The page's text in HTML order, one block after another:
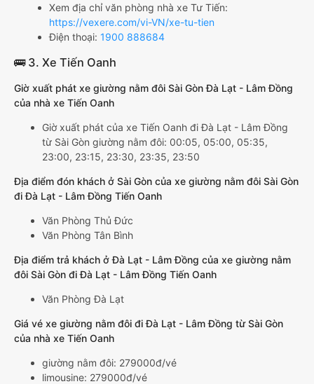
Xem địa chỉ văn phòng nhà xe Tư Tiến:
https://vexere.com/vi-VN/xe-tu-tien
Điện thoại: 1900 888684
🚌 3. Xe Tiến Oanh
Giờ xuất phát xe giường nằm đôi Sài Gòn Đà Lạt - Lâm Đồng
của nhà xe Tiến Oanh
Giờ xuất phát của xe Tiến Oanh đi Đà Lạt - Lâm Đồng
từ Sài Gòn giường nằm đôi: 00:05, 05:00, 05:35,
23:00, 23:15, 23:30, 23:35, 23:50
Địa điểm đón khách ở Sài Gòn của xe giường nằm đôi Sài Gòn
đi Đà Lạt - Lâm Đồng Tiến Oanh
Văn Phòng Thủ Đức
Văn Phòng Tân Bình
Địa điểm trả khách ở Đà Lạt - Lâm Đồng của xe giường nằm
đôi Sài Gòn đi Đà Lạt - Lâm Đồng Tiến Oanh
Văn Phòng Đà Lạt
Giá vé xe giường nằm đôi đi Đà Lạt - Lâm Đồng từ Sài Gòn
của nhà xe Tiến Oanh
giường nằm đôi: 279000đ/vé
limousine: 279000đ/vé